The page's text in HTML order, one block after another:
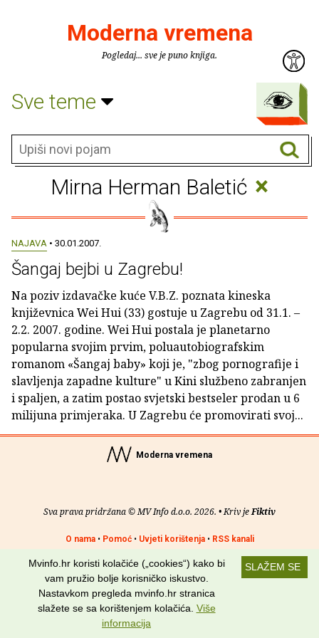
Moderna vremena
Pogledaj... sve je puno knjiga.
Sve teme
Mirna Herman Baletić ×
NAJAVA • 30.01.2007.
Šangaj bejbi u Zagrebu!
Na poziv izdavačke kuće V.B.Z. poznata kineska
književnica Wei Hui (33) gostuje u Zagrebu od 31.1. –
2.2. 2007. godine. Wei Hui postala je planetarno
popularna svojim prvim, poluautobiografskim
romanom «Šangaj baby» koji je, "zbog pornografije i
slavljenja zapadne kulture" u Kini službeno zabranjen
i spaljen, a zatim postao svjetski bestseler prodan u 6
milijuna primjeraka. U Zagrebu će promovirati svoj...
Moderna vremena
Sva prava pridržana © MV Info d.o.o. 2026. • Kriv jeFiktiv
O nama• Pomoć• Uvjeti korištenja• RSS kanali
Potraži nas na: SLAŽEM SE
Mvinfo.hr koristi kolačiće („cookies“) kako bi
vam pružio bolje korisničko iskustvo.
Nastavkom pregleda mvinfo.hr stranica
slažete se sa korištenjem kolačića. Više
informacija